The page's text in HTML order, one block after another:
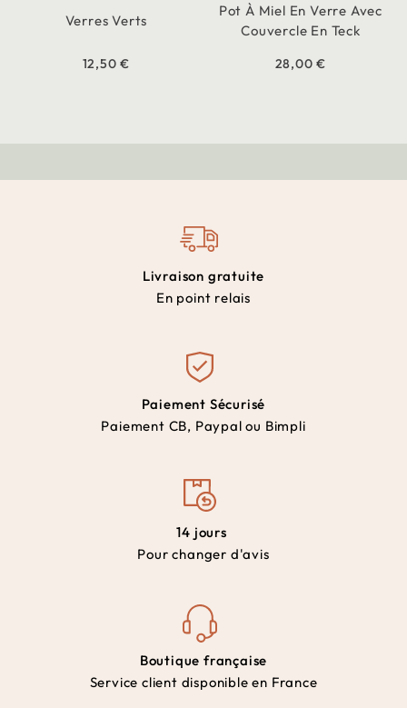
Verres Verts
12,50 €
Pot À Miel En Verre Avec
Couvercle En Teck
28,00 €
Livraison gratuite
En point relais
Paiement Sécurisé
Paiement CB, Paypal ou Bimpli
14 jours
Pour changer d'avis
Boutique française
Service client disponible en France